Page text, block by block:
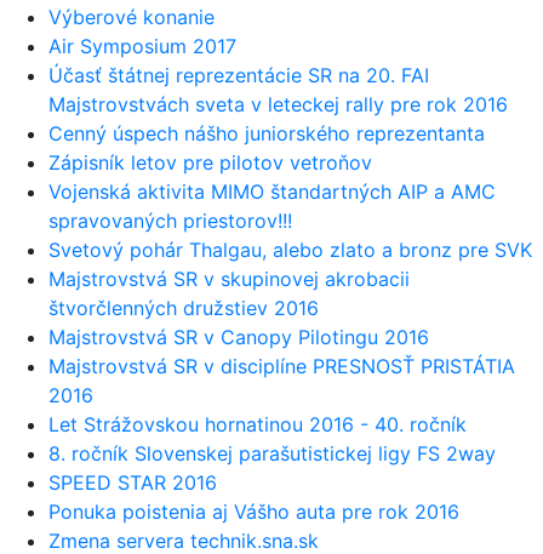
Výberové konanie
Air Symposium 2017
Účasť štátnej reprezentácie SR na 20. FAI
Majstrovstvách sveta v leteckej rally pre rok 2016
Cenný úspech nášho juniorského reprezentanta
Zápisník letov pre pilotov vetroňov
Vojenská aktivita MIMO štandartných AIP a AMC
spravovaných priestorov!!!
Svetový pohár Thalgau, alebo zlato a bronz pre SVK
Majstrovstvá SR v skupinovej akrobacii
štvorčlenných družstiev 2016
Majstrovstvá SR v Canopy Pilotingu 2016
Majstrovstvá SR v disciplíne PRESNOSŤ PRISTÁTIA
2016
Let Strážovskou hornatinou 2016 - 40. ročník
8. ročník Slovenskej parašutistickej ligy FS 2way
SPEED STAR 2016
Ponuka poistenia aj Vášho auta pre rok 2016
Zmena servera technik.sna.sk